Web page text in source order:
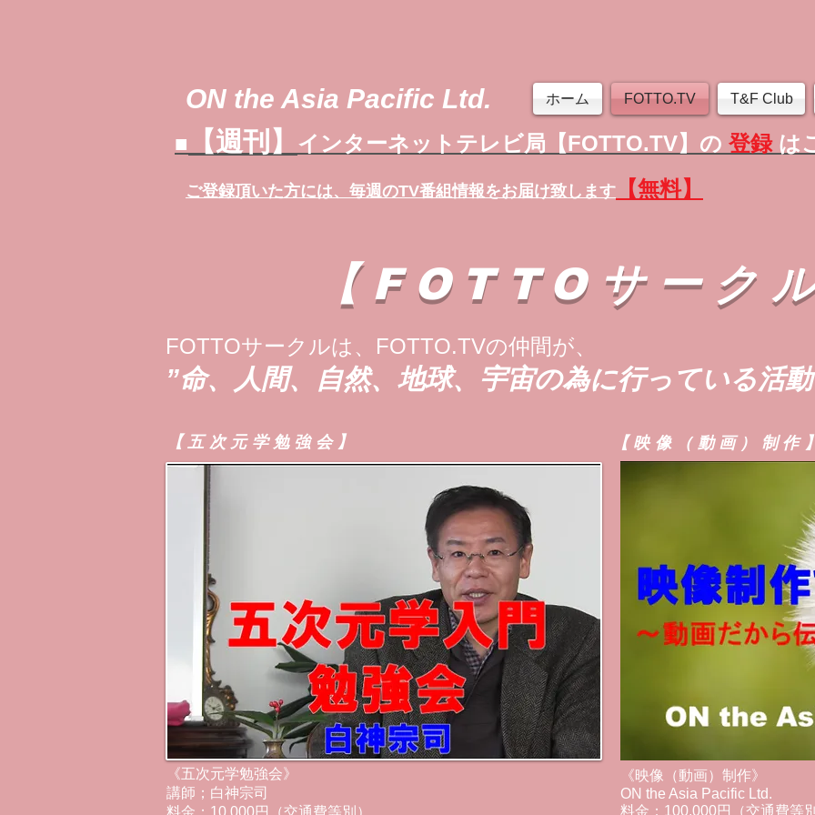
ON the Asia Pacific Ltd. ホーム FOTTO.TV T&F Club
■ 【週刊】 インターネットテレビ局【FOTTO.TV】の 登録 は
ご登録頂いた方には、 毎週のTV番組情報をお届け致します 【無料】
【FOTTOサーク
FOTTOサークルは、FOTTO.TVの仲間が、
”命、人間、自然、地球、宇宙の為に行っている活
【五次元学勉強会】
《五次元学勉強会》
講師；白神宗司
料金；10,000円（交通費等別）
【映像（動画）制作
《映像（動画）制作》
ON the Asia Pacific Ltd.
料金；100,000円（交通費等